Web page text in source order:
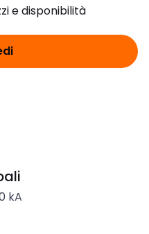
e disponibilità
kA